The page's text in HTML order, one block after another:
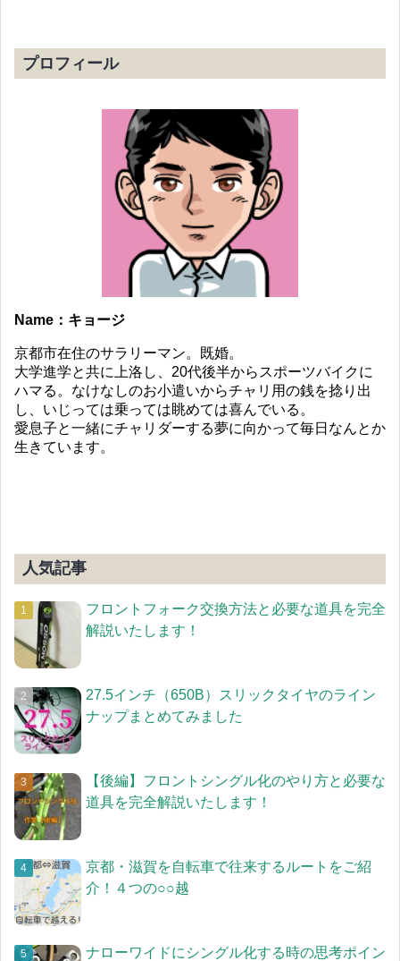
プロフィール
Name：キョージ
京都市在住のサラリーマン。既婚。
大学進学と共に上洛し、20代後半からスポーツバイクに
ハマる。なけなしのお小遣いからチャリ用の銭を捻り出
し、いじっては乗っては眺めては喜んでいる。
愛息子と一緒にチャリダーする夢に向かって毎日なんとか
生きています。
人気記事
フロントフォーク交換方法と必要な道具を完全
解説いたします！
27.5インチ（650B）スリックタイヤのライン
ナップまとめてみました
【後編】フロントシングル化のやり方と必要な
道具を完全解説いたします！
京都・滋賀を自転車で往来するルートをご紹
介！４つの○○越
ナローワイドにシングル化する時の思考ポイン